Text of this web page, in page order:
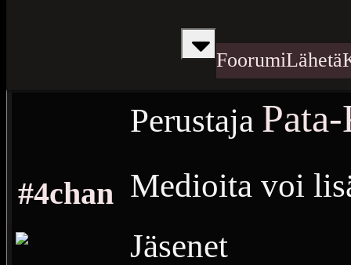
FoorumiLähetä
#4chan
Perustaja
Medioita voi
Jäsenet